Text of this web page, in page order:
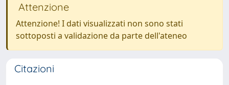
Attenzione
Attenzione! I dati visualizzati non sono stati
sottoposti a validazione da parte dell'ateneo
Citazioni